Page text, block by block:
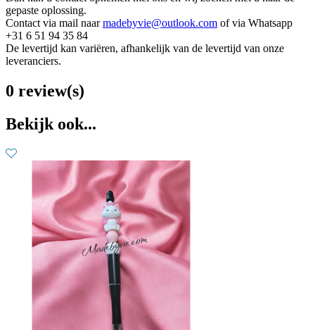
gepaste oplossing.
Contact via mail naarmadebyvie@outlook.com of via Whatsapp
+31 6 51 94 35 84
De levertijd kan variëren, afhankelijk van de levertijd van onze
leveranciers.
0 review(s)
Bekijk ook...